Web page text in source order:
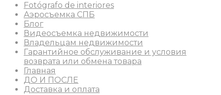
Fotógrafo de interiores
Аэросъемка СПБ
Блог
Видеосъемка недвижимости
Владельцам недвижимости
Гарантийное обслуживание и условия
возврата или обмена товара
Главная
ДО И ПОСЛЕ
Доставка и оплата